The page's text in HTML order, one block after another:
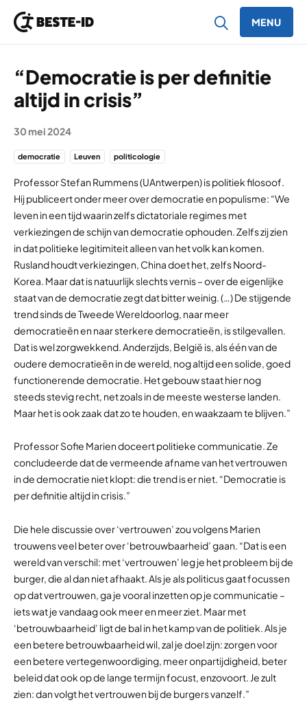
MENU
“Democratie is per definitie
altijd in crisis”
30 mei 2024
democratie Leuven politicologie
Professor Stefan Rummens (UAntwerpen) is politiek filosoof.
Hij publiceert onder meer over democratie en populisme: “We
leven in een tijd waarin zelfs dictatoriale regimes met
verkiezingen de schijn van democratie ophouden. Zelfs zij zien
in dat politieke legitimiteit alleen van het volk kan komen.
Rusland houdt verkiezingen, China doet het, zelfs Noord-
Korea. Maar dat is natuurlijk slechts vernis – over de eigenlijke
staat van de democratie zegt dat bitter weinig. (…) De stijgende
trend sinds de Tweede Wereldoorlog, naar meer
democratieën en naar sterkere democratieën, is stilgevallen.
Dat is wel zorgwekkend. Anderzijds, België is, als één van de
oudere democratieën in de wereld, nog altijd een solide, goed
functionerende democratie. Het gebouw staat hier nog
steeds stevig recht, net zoals in de meeste westerse landen.
Maar het is ook zaak dat zo te houden, en waakzaam te blijven.”
Professor Sofie Marien doceert politieke communicatie. Ze
concludeerde dat de vermeende afname van het vertrouwen
in de democratie niet klopt: die trend is er niet. “Democratie is
per definitie altijd in crisis.”
Die hele discussie over ‘vertrouwen’ zou volgens Marien
trouwens veel beter over ‘betrouwbaarheid’ gaan. “Dat is een
wereld van verschil: met ‘vertrouwen’ leg je het probleem bij de
burger, die al dan niet afhaakt. Als je als politicus gaat focussen
op dat vertrouwen, ga je vooral inzetten op je communicatie –
iets wat je vandaag ook meer en meer ziet. Maar met
‘betrouwbaarheid’ ligt de bal in het kamp van de politiek. Als je
een betere betrouwbaarheid wil, zal je doel zijn: zorgen voor
een betere vertegenwoordiging, meer onpartijdigheid, beter
beleid dat ook op de lange termijn focust, enzovoort. Je zult
zien: dan volgt het vertrouwen bij de burgers vanzelf.”